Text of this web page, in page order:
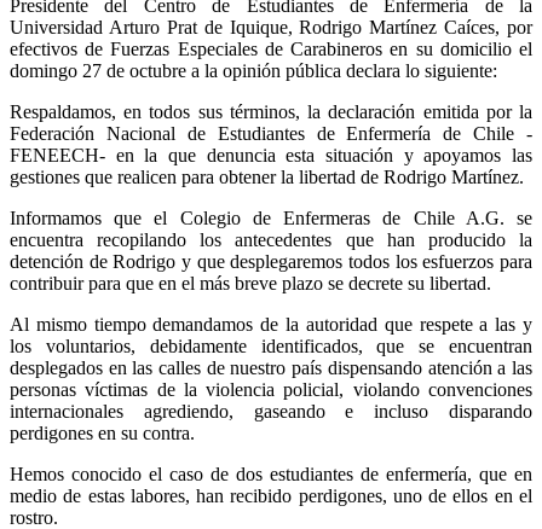
Presidente del Centro de Estudiantes de Enfermería de la
Universidad Arturo Prat de Iquique, Rodrigo Martínez Caíces, por
efectivos de Fuerzas Especiales de Carabineros en su domicilio el
domingo 27 de octubre a la opinión pública declara lo siguiente:
Respaldamos, en todos sus términos, la declaración emitida por la
Federación Nacional de Estudiantes de Enfermería de Chile -
FENEECH- en la que denuncia esta situación y apoyamos las
gestiones que realicen para obtener la libertad de Rodrigo Martínez.
Informamos que el Colegio de Enfermeras de Chile A.G. se
encuentra recopilando los antecedentes que han producido la
detención de Rodrigo y que desplegaremos todos los esfuerzos para
contribuir para que en el más breve plazo se decrete su libertad.
Al mismo tiempo demandamos de la autoridad que respete a las y
los voluntarios, debidamente identificados, que se encuentran
desplegados en las calles de nuestro país dispensando atención a las
personas víctimas de la violencia policial, violando convenciones
internacionales agrediendo, gaseando e incluso disparando
perdigones en su contra.
Hemos conocido el caso de dos estudiantes de enfermería, que en
medio de estas labores, han recibido perdigones, uno de ellos en el
rostro.